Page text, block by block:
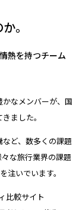
。
熱を持つチーム
なメンバーが、国
ました。
ど、数多くの課題
な旅行業界の課題
注いでいます。
比較サイト